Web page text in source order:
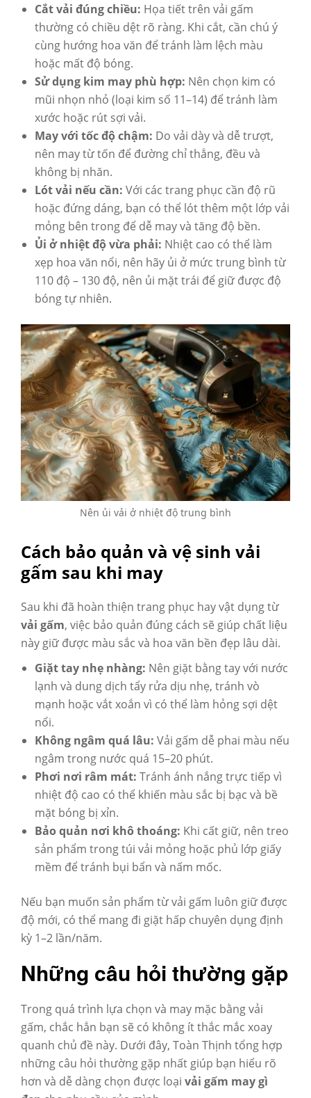
Cắt vải đúng chiều: Họa tiết trên vải gấm
thường có chiều dệt rõ ràng. Khi cắt, cần chú ý
cùng hướng hoa văn để tránh làm lệch màu
hoặc mất độ bóng.
Sử dụng kim may phù hợp: Nên chọn kim có
mũi nhọn nhỏ (loại kim số 11–14) để tránh làm
xước hoặc rút sợi vải.
May với tốc độ chậm: Do vải dày và dễ trượt,
nên may từ tốn để đường chỉ thẳng, đều và
không bị nhăn.
Lót vải nếu cần: Với các trang phục cần độ rũ
hoặc đứng dáng, bạn có thể lót thêm một lớp vải
mỏng bên trong để dễ may và tăng độ bền.
Ủi ở nhiệt độ vừa phải: Nhiệt cao có thể làm
xẹp hoa văn nổi, nên hãy ủi ở mức trung bình từ
110 độ – 130 độ, nên ủi mặt trái để giữ được độ
bóng tự nhiên.
Nên ủi vải ở nhiệt độ trung bình
Cách bảo quản và vệ sinh vải
gấm sau khi may
Sau khi đã hoàn thiện trang phục hay vật dụng từ
vải gấm, việc bảo quản đúng cách sẽ giúp chất liệu
này giữ được màu sắc và hoa văn bền đẹp lâu dài.
Giặt tay nhẹ nhàng: Nên giặt bằng tay với nước
lạnh và dung dịch tẩy rửa dịu nhẹ, tránh vò
mạnh hoặc vắt xoắn vì có thể làm hỏng sợi dệt
nổi.
Không ngâm quá lâu: Vải gấm dễ phai màu nếu
ngâm trong nước quá 15–20 phút.
Phơi nơi râm mát: Tránh ánh nắng trực tiếp vì
nhiệt độ cao có thể khiến màu sắc bị bạc và bề
mặt bóng bị xỉn.
Bảo quản nơi khô thoáng: Khi cất giữ, nên treo
sản phẩm trong túi vải mỏng hoặc phủ lớp giấy
mềm để tránh bụi bẩn và nấm mốc.
Nếu bạn muốn sản phẩm từ vải gấm luôn giữ được
độ mới, có thể mang đi giặt hấp chuyên dụng định
kỳ 1–2 lần/năm.
Những câu hỏi thường gặp
Trong quá trình lựa chọn và may mặc bằng vải
gấm, chắc hẳn bạn sẽ có không ít thắc mắc xoay
quanh chủ đề này. Dưới đây, Toàn Thịnh tổng hợp
những câu hỏi thường gặp nhất giúp bạn hiểu rõ
hơn và dễ dàng chọn được loại vải gấm may gì